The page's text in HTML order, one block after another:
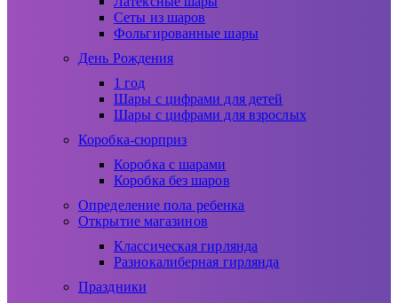
Сеты из шаров
Фольгированные шары
День Рождения
1 год
Шары с цифрами для детей
Шары с цифрами для взрослых
Коробка-сюрприз
Коробка с шарами
Коробка без шаров
Определение пола ребенка
Открытие магазинов
Классическая гирлянда
Разнокалиберная гирлянда
Праздники